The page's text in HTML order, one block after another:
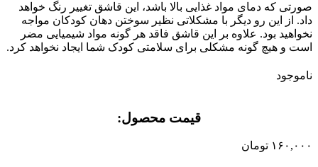
صورتی که دمای مواد غذایی بالا باشد، این قاشق تغییر رنگ خواهد
داد. از این رو دیگر با مشکلاتی نظیر سوختن دهان کودکان مواجه
نخواهید بود. علاوه بر این قاشق فاقد هر گونه مواد شیمیایی مضر
است و هیچ گونه مشکلی برای سلامتی کودک شما ایجاد نخواهد کرد.
ناموجود
قیمت محصول:​
۱۶۰,۰۰۰ تومان